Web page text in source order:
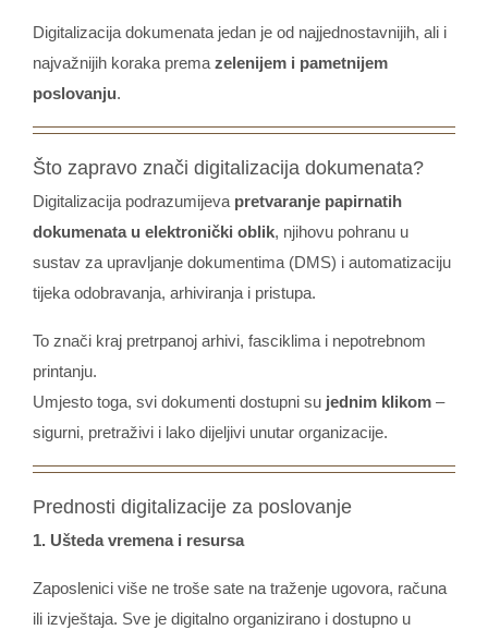
Digitalizacija dokumenata jedan je od najjednostavnijih, ali i
najvažnijih koraka prema zelenijem i pametnijem
poslovanju.
Što zapravo znači digitalizacija dokumenata?
Digitalizacija podrazumijeva pretvaranje papirnatih
dokumenata u elektronički oblik, njihovu pohranu u
sustav za upravljanje dokumentima (DMS) i automatizaciju
tijeka odobravanja, arhiviranja i pristupa.
To znači kraj pretrpanoj arhivi, fasciklima i nepotrebnom
printanju.
Umjesto toga, svi dokumenti dostupni su jednim klikom –
sigurni, pretraživi i lako dijeljivi unutar organizacije.
Prednosti digitalizacije za poslovanje
1. Ušteda vremena i resursa
Zaposlenici više ne troše sate na traženje ugovora, računa
ili izvještaja. Sve je digitalno organizirano i dostupno u